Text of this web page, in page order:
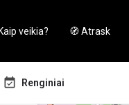
veikia? 🧭 Atrask
Renginiai